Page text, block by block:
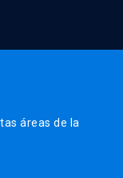
áreas de la